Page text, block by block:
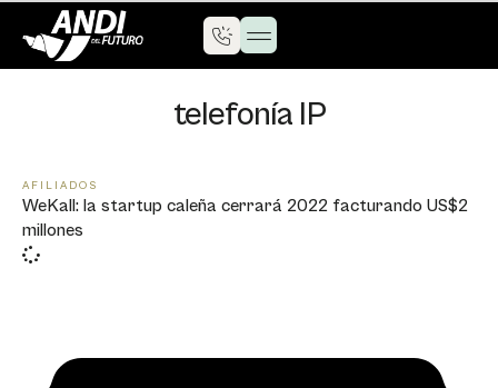
telefonía IP
AFILIADOS
WeKall: la startup caleña cerrará 2022 facturando US$2
millones